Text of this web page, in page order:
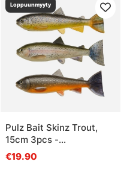
Loppuunmyyty
Pulz Bait Skinz Trout,
15cm 3pcs -
Brown/Rainbow/Char
€19.90